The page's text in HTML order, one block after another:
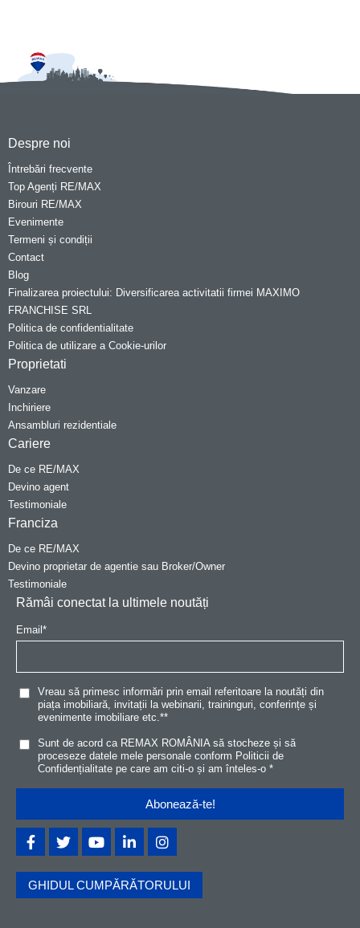
Despre noi
Întrebări frecvente
Top Agenți RE/MAX
Birouri RE/MAX
Evenimente
Termeni și condiții
Contact
Blog
Finalizarea proiectului: Diversificarea activitatii firmei MAXIMO
FRANCHISE SRL
Politica de confidentialitate
Politica de utilizare a Cookie-urilor
Proprietati
Vanzare
Inchiriere
Ansambluri rezidentiale
Cariere
De ce RE/MAX
Devino agent
Testimoniale
Franciza
De ce RE/MAX
Devino proprietar de agentie sau Broker/Owner
Testimoniale
Rămâi conectat la ultimele noutăți
Email *
Vreau să primesc informări prin email referitoare la noutăți din
piața imobiliară, invitații la webinarii, traininguri, conferințe și
evenimente imobiliare etc.**
Sunt de acord ca REMAX ROMÂNIA să stocheze și să
proceseze datele mele personale conform Politicii de
Confidențialitate pe care am citi-o și am înteles-o *
GHIDUL CUMPĂRĂTORULUI